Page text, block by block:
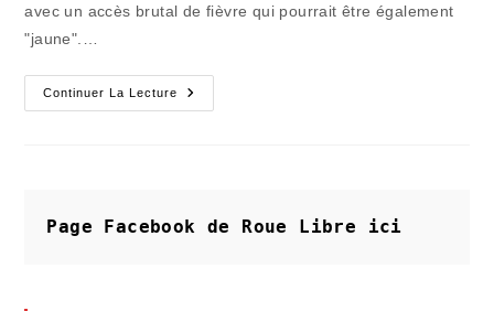
avec un accès brutal de fièvre qui pourrait être également
"jaune".…
Continuer La Lecture
Les
« Biotaxés »
Page Facebook de Roue Libre ici